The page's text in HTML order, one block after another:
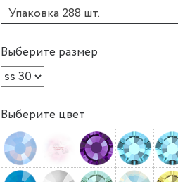
Упаковка 288 шт.
Выберите размер
Выберите цвет